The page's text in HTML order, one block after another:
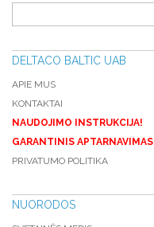
DELTACO BALTIC UAB
APIE MUS
KONTAKTAI
NAUDOJIMO INSTRUKCIJA!
GARANTINIS APTARNAVIMAS
PRIVATUMO POLITIKA
NUORODOS